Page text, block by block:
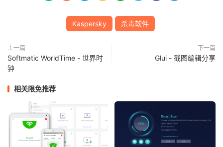
Kaspersky 杀毒软件
上一篇
Softmatic WorldTime - 世界时
钟
下一篇
Glui - 截图编辑分享
相关限免推荐